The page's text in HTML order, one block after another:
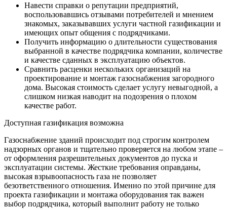
Навести справки о репутации предприятий,
воспользовавшись отзывами потребителей и мнением
знакомых, заказывавших услуги частной газификации и
имеющих опыт общения с подрядчиками.
Получить информацию о длительности существования
выбранной в качестве подрядчика компании, количестве
и качестве сданных в эксплуатацию объектов.
Сравнить расценки нескольких организаций на
проектирование и монтаж газоснабжения загородного
дома. Высокая стоимость сделает услугу невыгодной, а
слишком низкая наводит на подозрения о плохом
качестве работ.
Доступная газификация возможна
Газоснабжение зданий происходит под строгим контролем
надзорных органов и тщательно проверяется на любом этапе –
от оформления разрешительных документов до пуска и
эксплуатации системы. Жесткие требования оправданы,
высокая взрывоопасность газа не позволяет
безответственного отношения. Именно по этой причине для
проекта газификации и монтажа оборудования так важен
выбор подрядчика, который выполнит работу не только